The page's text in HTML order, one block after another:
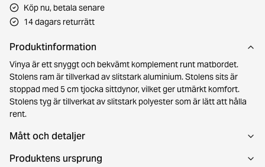
Köp nu, betala senare
14 dagars returrätt
Produktinformation
Vinya är ett snyggt och bekvämt komplement runt matbordet.
Stolens ram är tillverkad av slitstark aluminium. Stolens sits är
stoppad med 5 cm tjocka sittdynor, vilket ger utmärkt komfort.
Stolens tyg är tillverkat av slitstark polyester som är lätt att hålla
rent.
Mått och detaljer
Produktens ursprung